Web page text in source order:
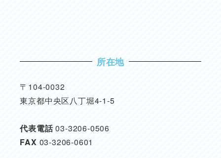
所在地
〒104-0032
東京都中央区八丁堀4-1-5
代表電話03-3206-0506
FAX 03-3206-0601